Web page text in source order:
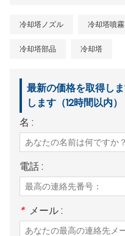
冷却塔ノズル 冷却塔噴
冷却塔部品 冷却塔
最新の価格を取得し
します（12時間以内）
名 :
電話 :
* メール :